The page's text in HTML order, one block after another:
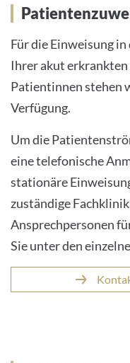
Für die Einweisung
Ihrer akut
Patientinnen stehen
Verfügung.
Um die
eine telefonische
stationäre
zuständige
Ansprechpersonen
Sie unter den